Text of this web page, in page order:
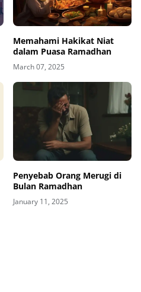
Memahami Hakikat Niat
dalam Puasa Ramadhan
March 07, 2025
Penyebab Orang Merugi di
Bulan Ramadhan
January 11, 2025